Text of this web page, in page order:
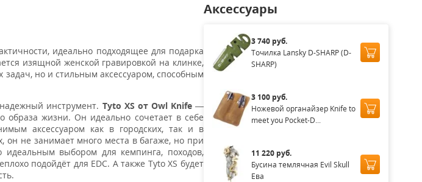
идеально подходящее для подарка
изящной женской гравировкой на клинке,
но и стильным аксессуаром, способным
инструмент. Tyto XS от Owl Knife—
образа жизни. Он идеально сочетает в себе
аксессуаром как в городских, так и в
он не занимает много места в багаже, но при
идеальным выбором для кемпинга, походов,
подойдёт для EDC. А также Tyto XS будет
Аксессуары
3 740 руб.
Точилка Lansky D-SHARP (D-
SHARP)
3 100 руб.
Ножевой органайзер Knife to
meet you Pocket-D...
11 220 руб.
Бусина темлячная Evil Skull
Ева